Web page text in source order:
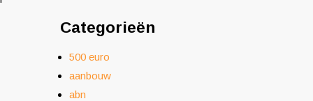
Categorieën
500 euro
aanbouw
abn